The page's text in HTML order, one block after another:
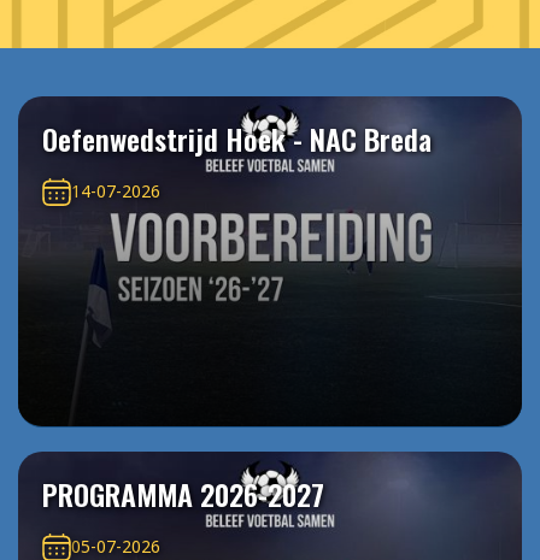
Oefenwedstrijd Hoek - NAC Breda
14-07-2026
PROGRAMMA 2026-2027
05-07-2026